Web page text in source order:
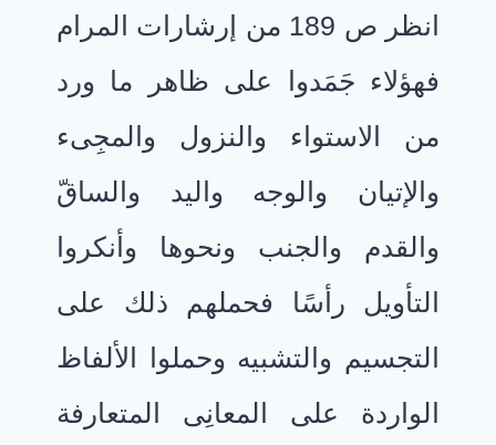
انظر ص 189 من إرشارات المرام
فهؤلاء جَمَدوا على ظاهر ما ورد
من الاستواء والنزول والمجِىء
والإتيان والوجه واليد والساقّ
والقدم والجنب ونحوها وأنكروا
التأويل رأسًا فحملهم ذلك على
التجسيم والتشبيه وحملوا الألفاظ
الواردة على المعانِى المتعارفة